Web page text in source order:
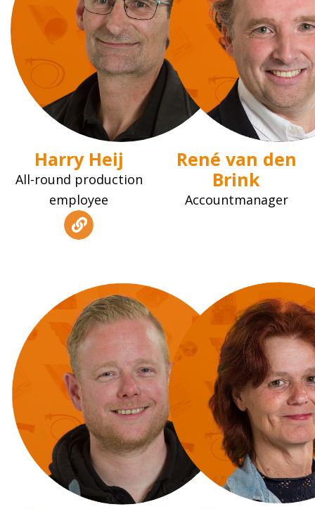
Harry Heij
All-round production
employee
René van den
Brink
Accountmanager